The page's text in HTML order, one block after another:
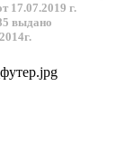
17.07.2019 г.
выдано